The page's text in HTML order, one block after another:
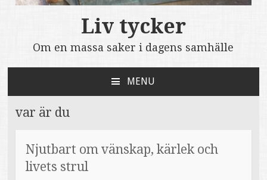
Liv tycker
Om en massa saker i dagens samhälle
MENU
CONTENT
var är du
Njutbart om vänskap, kärlek och
livets strul